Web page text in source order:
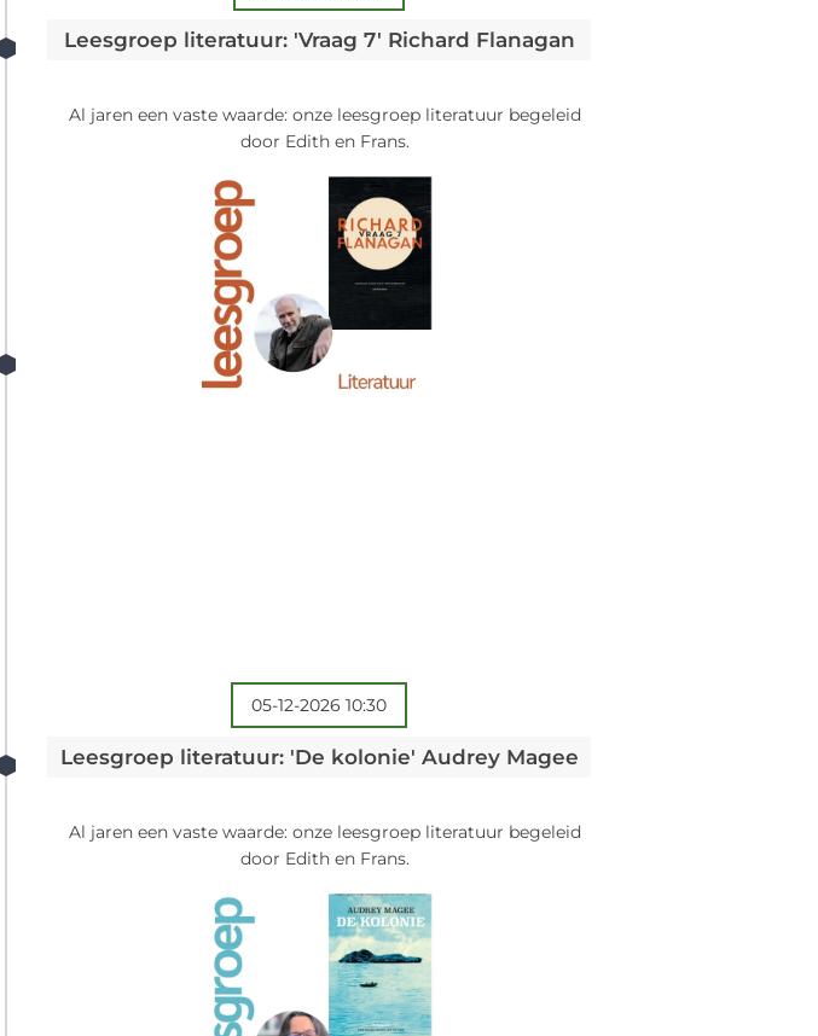
Leesgroep literatuur: 'Vraag 7' Richard Flanagan
Al jaren een vaste waarde: onze leesgroep literatuur begeleid
door Edith en Frans.
05-12-2026 10:30
Leesgroep literatuur: 'De kolonie' Audrey Magee
Al jaren een vaste waarde: onze leesgroep literatuur begeleid
door Edith en Frans.